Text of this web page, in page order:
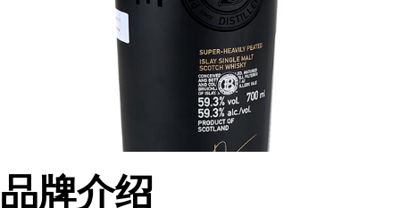
消失，后留下的依然是泥煤烟熏味道。